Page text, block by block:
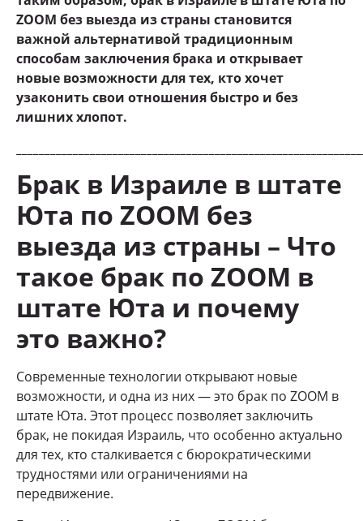
ZOOM без выезда из страны становится
важной альтернативой традиционным
способам заключения брака и открывает
новые возможности для тех, кто хочет
узаконить свои отношения быстро и без
лишних хлопот.
Брак в Израиле в штате
Юта по ZOOM без
выезда из страны – Что
такое брак по ZOOM в
штате Юта и почему
это важно?
Современные технологии открывают новые
возможности, и одна из них — это брак по ZOOM в
штате Юта. Этот процесс позволяет заключить
брак, не покидая Израиль, что особенно актуально
для тех, кто сталкивается с бюрократическими
трудностями или ограничениями на
передвижение.